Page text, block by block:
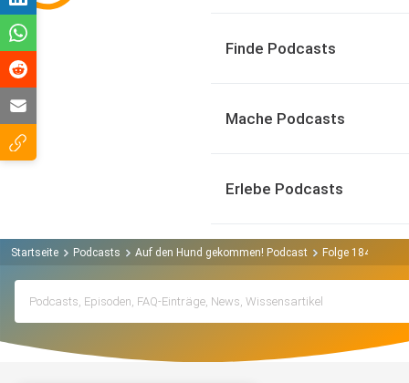
Finde Podcasts
Mache Podcasts
Erlebe Podcasts
Startseite Podcasts Auf den Hund gekommen! Podcast Folge 184 –